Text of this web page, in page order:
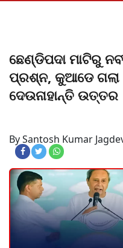
ଛେଣ୍ଡିପଦା ମାଟିରୁ
ପ୍ରଶ୍ନ, କୁଆଡେ ଗଲା
ଦେଉନାହାନ୍ତି ଉତ୍ତର
By Santosh Kumar